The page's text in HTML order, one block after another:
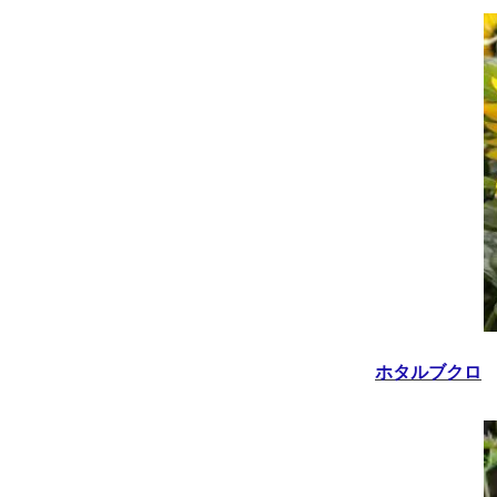
ホタルブクロ